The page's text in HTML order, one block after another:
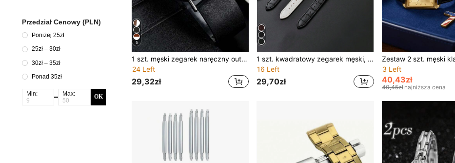
Przedział Cenowy (PLN)
Poniżej 25zł
25zł – 30zł
30zł – 35zł
Ponad 35zł
Min: Max: OK
5
1 szt. męski zegarek naręczny outdoorowy z PU skóry, militarny sportowy, analogowy kwarcowy, dekoracyjny zegarek biznesowy dla mężczyzn
24 Left
29,32zł
1 szt. kwadratowy zegarek męski, koperta w kolorze różowego srebra, unisex, topowa marka, luksusowy pasek z PU, mechanizm kwarcowy
16 Left
29,70zł
3 Left
40,43zł
40,45zł najniższa cena